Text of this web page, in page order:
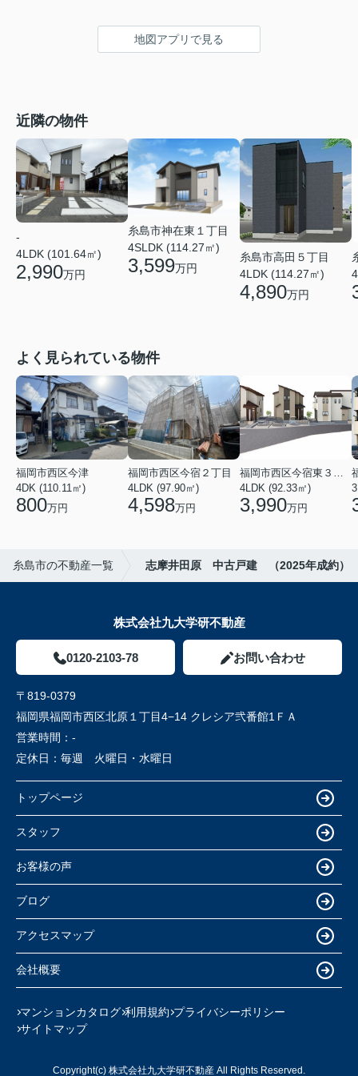
地図アプリで見る
近隣の物件
-
4LDK (101.64㎡)
2,990万円
糸島市神在東１丁目
4SLDK (114.27㎡)
3,599万円
糸島市高田５丁目
4LDK (114.27㎡)
4,890万円
よく見られている物件
福岡市西区今津
4DK (110.11㎡)
800万円
福岡市西区今宿２丁目
4LDK (97.90㎡)
4,598万円
4LDK (92.33㎡)
3,990万円
糸島市の不動産一覧 志摩井田原 中古戸建 （2025年成約）
株式会社九大学研不動産
0120-2103-78 お問い合わせ
〒819-0379
福岡県福岡市西区北原１丁目4−14 クレシア弐番館1ＦＡ
営業時間： -
定休日： 毎週 火曜日・水曜日
トップページ
スタッフ
お客様の声
ブログ
アクセスマップ
会社概要
マンションカタログ 利用規約 プライバシーポリシー
サイトマップ
Copyright(c) 株式会社九大学研不動産 All Rights Reserved.